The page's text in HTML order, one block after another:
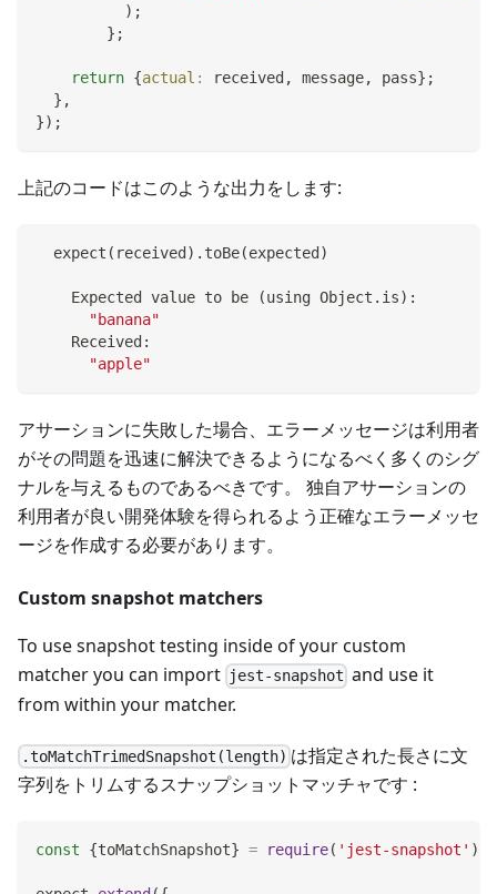
) ;
} ;
return {actual : received , message, pass} ;
} ,
}) ;
上記のコードはこのような出力をします:
  expect
( received ) .toBe(expected )
    Expected value to be
(using Object.is) :
"banana"
    Received:
"apple"
アサーションに失敗した場合、エラーメッセージは利用者
がその問題を迅速に解決できるようになるべく多くのシグ
ナルを与えるものであるべきです。 独自アサーションの
利用者が良い開発体験を得られるよう正確なエラーメッセ
ージを作成する必要があります。
Custom snapshot matchers
To use snapshot testing inside of your custom
matcher you can import jest-snapshot and use it
from within your matcher.
.toMatchTrimedSnapshot(length) は指定された長さに文
字列をトリムするスナップショットマッチャです :
const {toMatchSnapshot} = require( 'jest-snapshot' )